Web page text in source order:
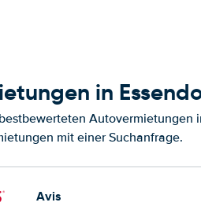
in
Autovermietungen
mit einer Suchanfrage.
Avis